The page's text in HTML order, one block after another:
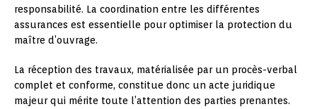
responsabilité. La coordination entre les différentes
assurances est essentielle pour optimiser la protection du
maître d’ouvrage.
La réception des travaux, matérialisée par un procès-verbal
complet et conforme, constitue donc un acte juridique
majeur qui mérite toute l’attention des parties prenantes.